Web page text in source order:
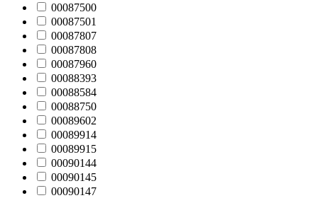
00087500
00087501
00087807
00087808
00087960
00088393
00088584
00088750
00089602
00089914
00089915
00090144
00090145
00090147